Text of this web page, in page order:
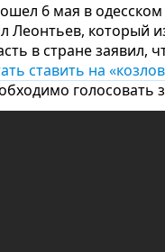
6 мая в одесском
Леонтьев, который
в стране заявил,
ставить на
голосовать